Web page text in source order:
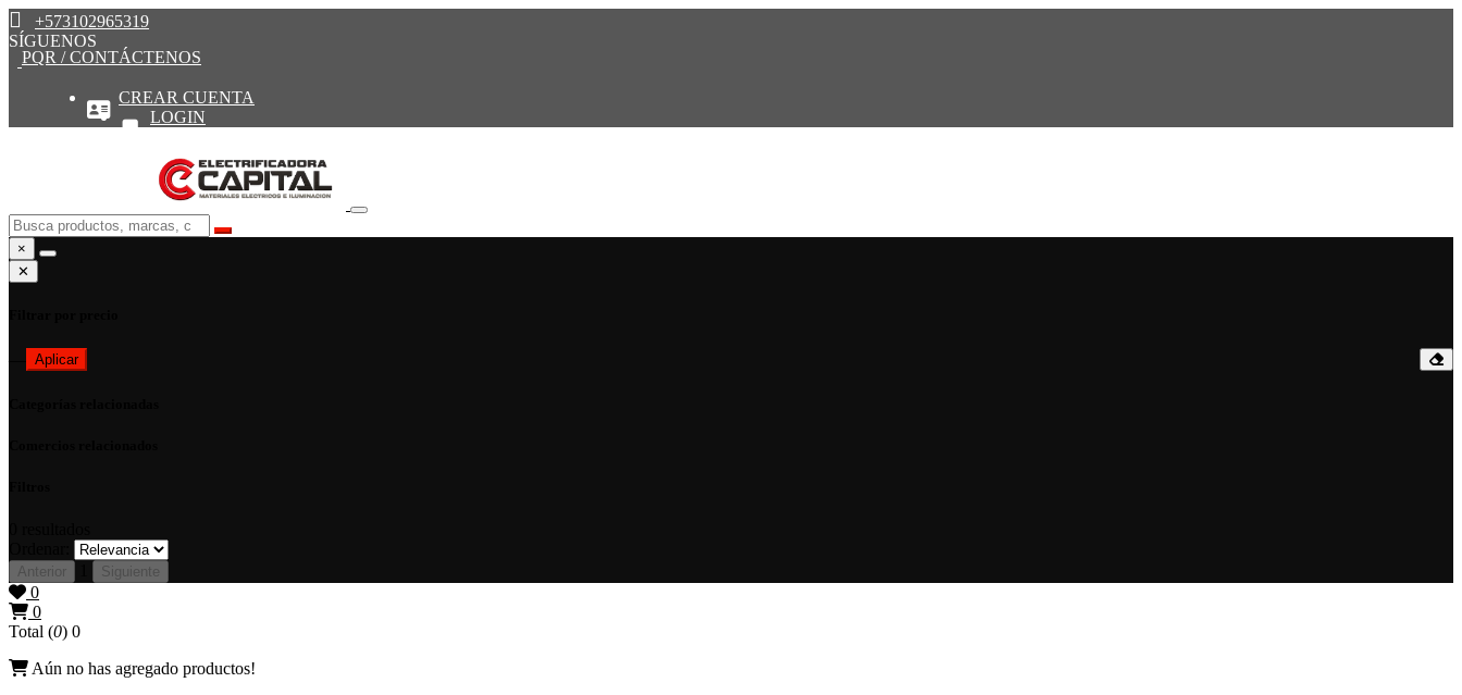
+573102965319
SÍGUENOS
PQR / CONTÁCTENOS
CREAR CUENTA
LOGIN
×
✕
Aplicar
Anterior Siguiente
0
0
Total (0) 0
Aún no has agregado productos!